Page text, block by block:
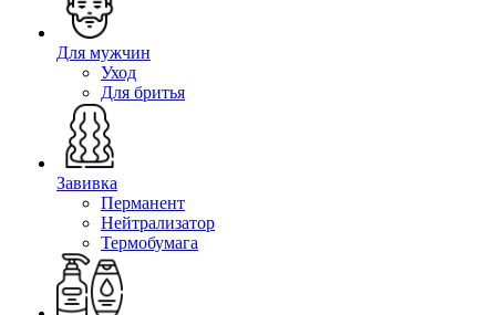
Для мужчин
Уход
Для бритья
Завивка
Перманент
Нейтрализатор
Термобумага